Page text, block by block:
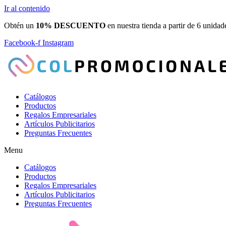
Ir al contenido
Obtén un 10% DESCUENTO en nuestra tienda a partir de 6
Facebook-f Instagram
Catálogos
Productos
Regalos Empresariales
Artículos Publicitarios
Preguntas Frecuentes
Menu
Catálogos
Productos
Regalos Empresariales
Artículos Publicitarios
Preguntas Frecuentes